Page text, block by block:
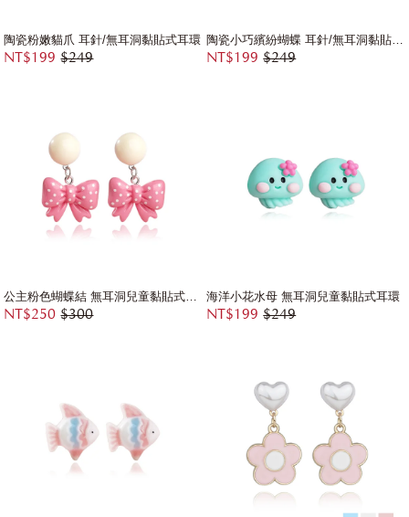
陶瓷粉嫩貓爪 耳針/無耳洞黏貼式耳環
NT$199 $249 NT$199 $249
NT$250 $300
海洋小花水母 無耳洞兒童黏貼式耳環
NT$199 $249